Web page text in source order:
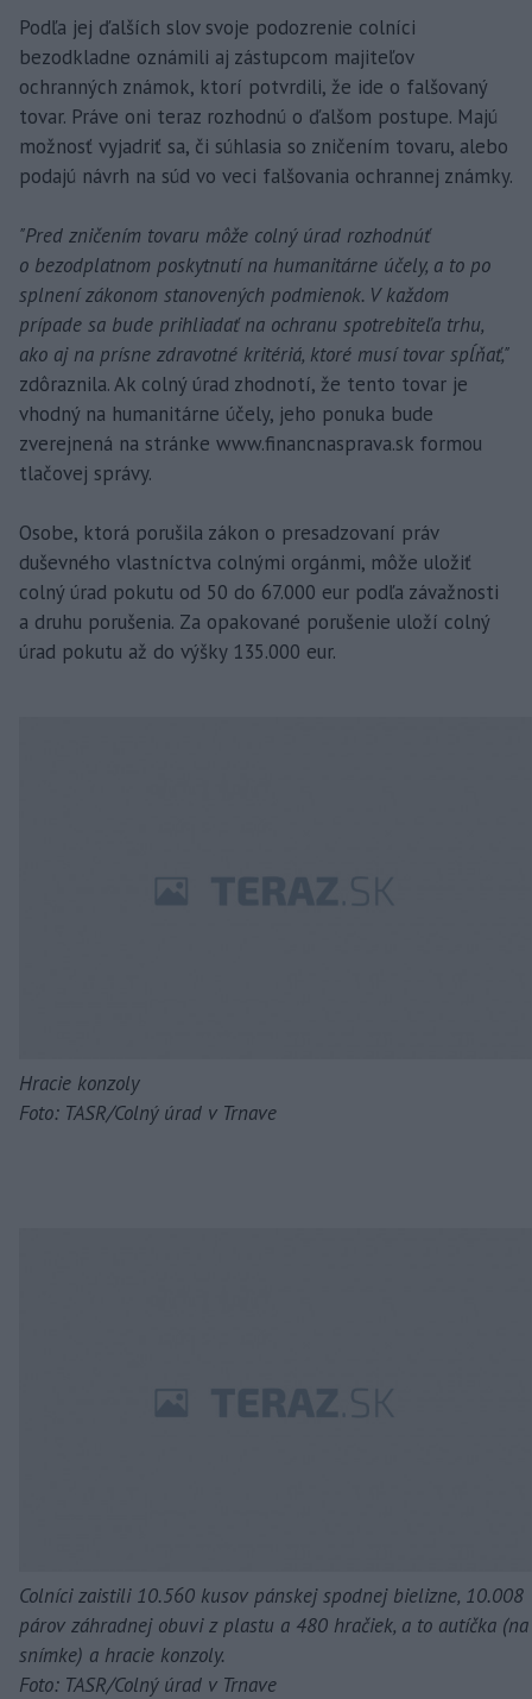
Podľa jej ďalších slov svoje podozrenie colníci
bezodkladne oznámili aj zástupcom majiteľov
ochranných známok, ktorí potvrdili, že ide o falšovaný
tovar. Práve oni teraz rozhodnú o ďalšom postupe. Majú
možnosť vyjadriť sa, či súhlasia so zničením tovaru, alebo
podajú návrh na súd vo veci falšovania ochrannej známky.
"Pred zničením tovaru môže colný úrad rozhodnúť
o bezodplatnom poskytnutí na humanitárne účely, a to po
splnení zákonom stanovených podmienok. V každom
prípade sa bude prihliadať na ochranu spotrebiteľa trhu,
ako aj na prísne zdravotné kritériá, ktoré musí tovar spĺňať,"
zdôraznila. Ak colný úrad zhodnotí, že tento tovar je
vhodný na humanitárne účely, jeho ponuka bude
zverejnená na stránke www.financnasprava.sk formou
tlačovej správy.
Osobe, ktorá porušila zákon o presadzovaní práv
duševného vlastníctva colnými orgánmi, môže uložiť
colný úrad pokutu od 50 do 67.000 eur podľa závažnosti
a druhu porušenia. Za opakované porušenie uloží colný
úrad pokutu až do výšky 135.000 eur.
Hracie konzoly
Foto: TASR/Colný úrad v Trnave
Colníci zaistili 10.560 kusov pánskej spodnej bielizne, 10.008
párov záhradnej obuvi z plastu a 480 hračiek, a to autíčka (na
snímke) a hracie konzoly.
Foto: TASR/Colný úrad v Trnave